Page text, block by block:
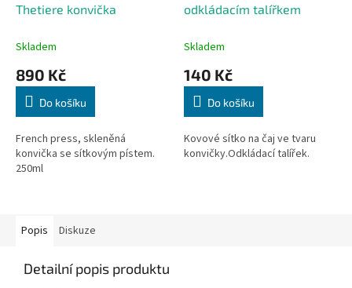
Thetiere konvička
Skladem
890 Kč
Do košíku
French press, skleněná
konvička se sítkovým pístem.
250ml
odkládacím talířkem
Skladem
140 Kč
Do košíku
Kovové sítko na čaj ve tvaru
konvičky.Odkládací talířek.
Popis Diskuze
Detailní popis produktu